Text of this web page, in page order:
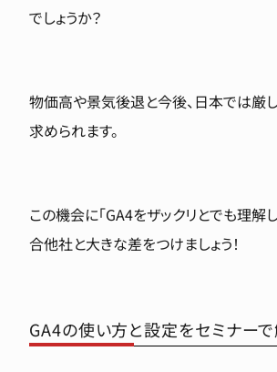
でしょうか？
物価高や景気後退と今後、日本では厳
求められます。
この機会に「GA4をザックリとでも理解し
合他社と大きな差をつけましょう！
GA4の使い方と設定をセミナーで